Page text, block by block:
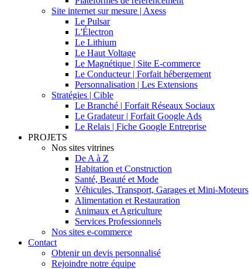
Site internet sur mesure | Axess
Le Pulsar
L'Électron
Le Lithium
Le Haut Voltage
Le Magnétique | Site E-commerce
Le Conducteur | Forfait hébergement
Personnalisation | Les Extensions
Stratégies | Cible
Le Branché | Forfait Réseaux Sociaux
Le Gradateur | Forfait Google Ads
Le Relais | Fiche Google Entreprise
PROJETS
Nos sites vitrines
De A à Z
Habitation et Construction
Santé, Beauté et Mode
Véhicules, Transport, Garages et Mini-Moteurs
Alimentation et Restauration
Animaux et Agriculture
Services Professionnels
Nos sites e-commerce
Contact
Obtenir un devis personnalisé
Rejoindre notre équipe